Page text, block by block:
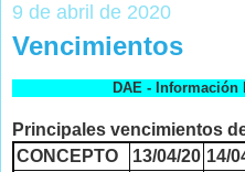
9 de abril de 2020
Vencimientos
DAE - Información
Principales vencimientos
CONCEPTO
13/04/20 14/